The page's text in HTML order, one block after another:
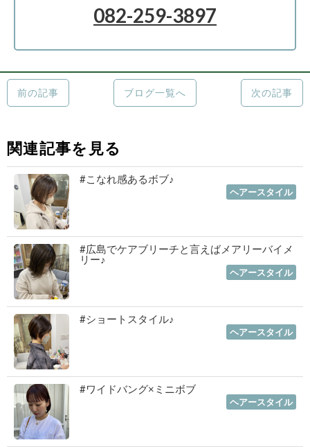
082-259-3897
前の記事 ブログ一覧へ 次の記事
関連記事を見る
#こなれ感あるボブ♪
ヘアースタイル
#広島でケアブリーチと言えばメアリーバイメ
リー♪
ヘアースタイル
#ショートスタイル♪
ヘアースタイル
#ワイドバング×ミニボブ
ヘアースタイル